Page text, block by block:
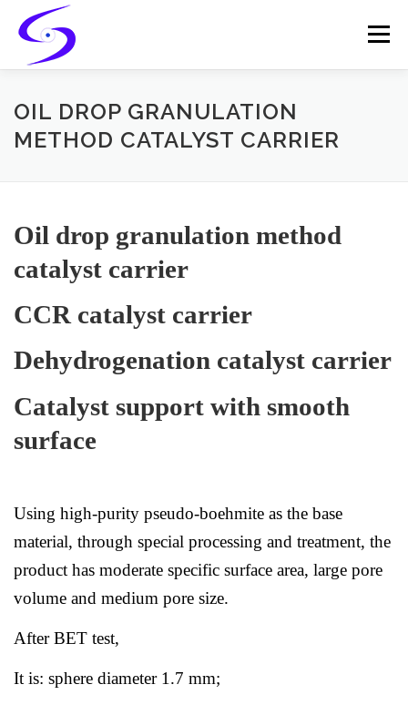
content
Menu
HOME PRODUCTS CATALYST-CARRIER
OIL DROP GRANULATION
METHOD CATALYST CARRIER
Oil drop granulation method
catalyst carrier
CCR catalyst carrier
Dehydrogenation catalyst carrier
Catalyst support with smooth
surface
Using high-purity pseudo-boehmite as the base
material, through special processing and treatment, the
product has moderate specific surface area, large pore
volume and medium pore size.
After BET test,
It is: sphere diameter 1.7 mm;